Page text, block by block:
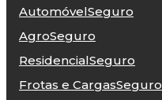
AutomóvelSeguro
AgroSeguro
ResidencialSeguro
Frotas e CargasSeguro